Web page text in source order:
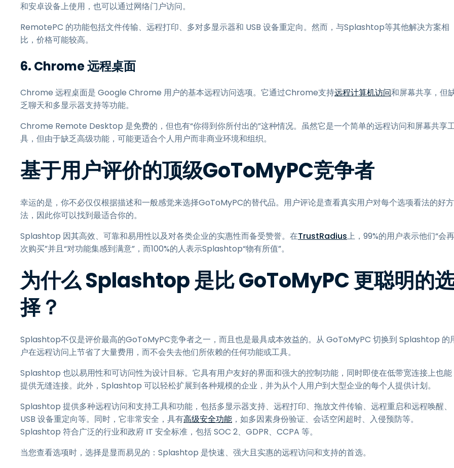
和安卓设备上使用，也可以通过网络门户访问。
RemotePC 的功能包括文件传输、远程打印、多对多显示器和 USB 设备重定向。然而，与Splashtop等其他解决方案相
比，价格可能较高。
6. Chrome 远程桌面
Chrome 远程桌面是 Google Chrome 用户的基本远程访问选项。它通过Chrome支持远程计算机访问和屏幕共享，但
乏聊天和多显示器支持等功能。
Chrome Remote Desktop 是免费的，但也有“你得到你所付出的”这种情况。虽然它是一个简单的远程访问和屏幕共享
具，但由于缺乏高级功能，可能更适合个人用户而非商业环境和组织。
基于用户评价的顶级GoToMyPC竞争者
幸运的是，你不必仅仅根据描述和一般感觉来选择GoToMyPC的替代品。用户评论是查看真实用户对每个选项看法的好方
法，因此你可以找到最适合你的。
Splashtop 因其高效、可靠和易用性以及对各类企业的实惠性而备受赞誉。在TrustRadius上，99%的用户表示他们“会再
次购买”并且“对功能集感到满意”，而100%的人表示Splashtop“物有所值”。
为什么 Splashtop 是比 GoToMyPC 更聪明的
择？
Splashtop不仅是评价最高的GoToMyPC竞争者之一，而且也是最具成本效益的。从 GoToMyPC 切换到 Splashtop 的
户在远程访问上节省了大量费用，而不会失去他们所依赖的任何功能或工具。
Splashtop 也以易用性和可访问性为设计目标。它具有用户友好的界面和强大的控制功能，同时即使在低带宽连接上也能
提供无缝连接。此外，Splashtop 可以轻松扩展到各种规模的企业，并为从个人用户到大型企业的每个人提供计划。
Splashtop 提供多种远程访问和支持工具和功能，包括多显示器支持、远程打印、拖放文件传输、远程重启和远程唤醒、
USB 设备重定向等。同时，它非常安全，具有高级安全功能 ，如多因素身份验证、会话空闲超时、入侵预防等。
Splashtop 符合广泛的行业和政府 IT 安全标准，包括 SOC 2、GDPR、CCPA 等。
当您查看选项时，选择是显而易见的：Splashtop 是快速、强大且实惠的远程访问和支持的首选。